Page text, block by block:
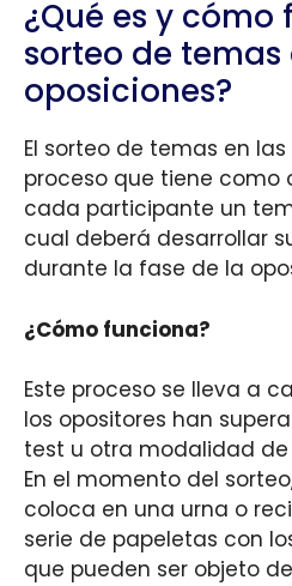
¿Qué es y cómo
sorteo de temas
oposiciones?
El sorteo de temas en
proceso que tiene como
cada participante un
cual deberá desarrollar
durante la fase de la
¿Cómo funciona?
Este proceso se lleva a
los opositores han
test u otra modalidad
En el momento del
coloca en una urna o
serie de papeletas con
que pueden ser objeto